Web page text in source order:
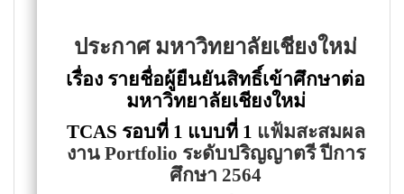
ประกาศ มหาวิทยาลัยเชียงใหม่
เรื่อง รายชื่อผู้ยืนยันสิทธิ์เข้าศึกษาต่อ
มหาวิทยาลัยเชียงใหม่
TCAS รอบที่ 1 แบบที่ 1 แฟ้มสะสมผล
งาน Portfolio ระดับปริญญาตรี ปีการ
ศึกษา 2564